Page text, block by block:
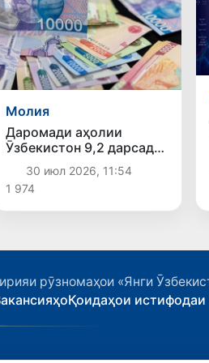
Молия
Даромади аҳолии
Ӯзбекистон 9,2 дарсад
афзоиш ёфт
30 июл 2026, 11:54
1 974
рӯзномаҳои «Янги
Қоидаҳои